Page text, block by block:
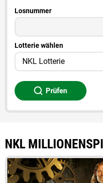
Losnummer
Lotterie wählen
Prüfen
NKL